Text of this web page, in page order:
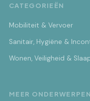
CATEGORIEËN
Mobiliteit & Vervoer
Sanitair, Hygiëne &
Wonen, Veiligheid &
MEER ONDERWERPEN